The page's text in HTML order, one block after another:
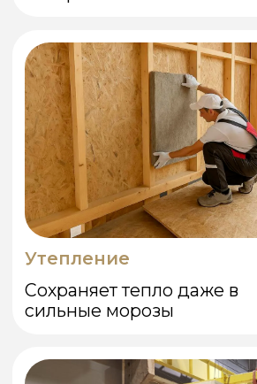
передача готового
объекта.
05
Проводим финальную проверку всех
узлов, оцениваем качество отделки,
герметичность и соответствие
проекту. Сдаём объект и
подписываем документы.
ПОДБЕРЕМ
КАРКАС